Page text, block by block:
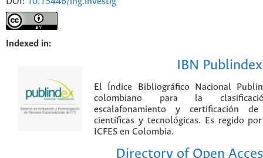
Indexed in:
IBN Publindex
El Índice Bibliográfico Nacional
colombiano para la
escalafonamiento y certificación
científicas y tecnológicas. Es regido
ICFES en Colombia.
Directory of Open